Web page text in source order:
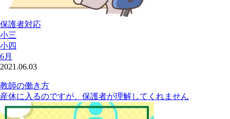
保護者対応
小三
小四
6月
2021.06.03
教師の働き方
産休に入るのですが、保護者が理解してくれません